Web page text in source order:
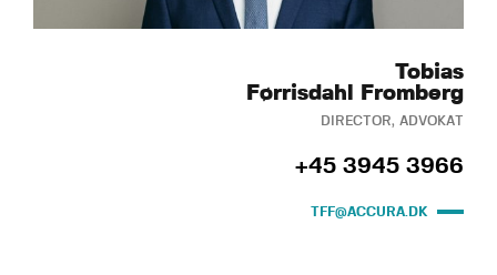
Tobias
Førrisdahl Fromberg
DIRECTOR, ADVOKAT
+45 3945 3966
TFF@ACCURA.DK